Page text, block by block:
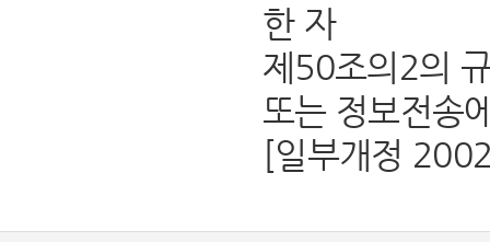
한 자
제50조의2의
또는 정보전송
[일부개정